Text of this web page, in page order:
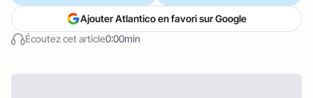
Écoutez cet article0:00min
Ajouter Atlantico en favori sur Google